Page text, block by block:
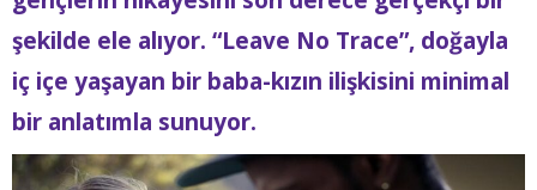
şekilde ele alıyor. “Leave No Trace”, doğayla
iç içe yaşayan bir baba-kızın ilişkisini minimal
bir anlatımla sunuyor.